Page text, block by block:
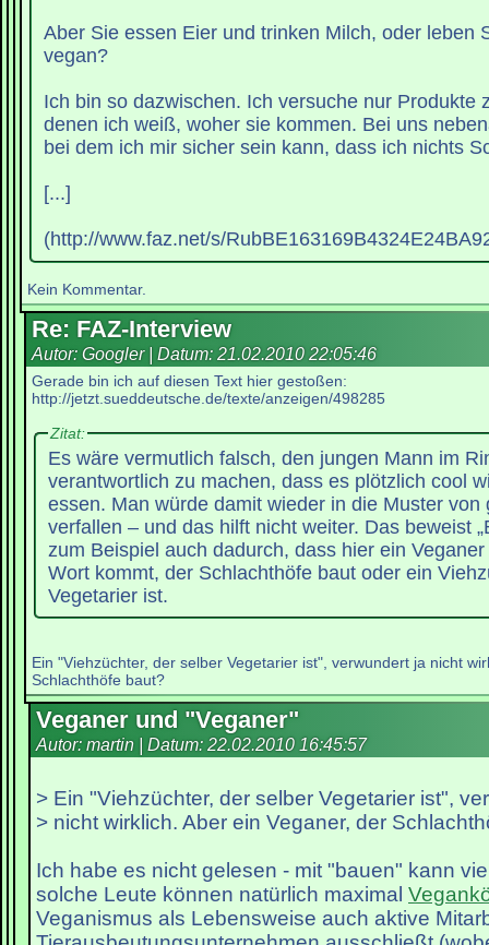
Aber Sie essen Eier und trinken Milch, oder leben
vegan?
Ich bin so dazwischen. Ich versuche nur Produkte
denen ich weiß, woher sie kommen. Bei uns
bei dem ich mir sicher sein kann, dass ich nichts
[...]
(http://www.faz.net/s/
Kein Kommentar.
Re: FAZ-Interview
Autor: Googler | Datum: 21.02.2010 22:05:46
Gerade bin ich auf diesen Text hier gestoßen:
http://jetzt.sueddeutsche.de/texte/anzeigen/498285
Zitat:
Es wäre vermutlich falsch, den jungen Mann im
verantwortlich zu machen, dass es plötzlich cool
essen. Man würde damit wieder in die Muster von
verfallen – und das hilft nicht weiter. Das beweist
zum Beispiel auch dadurch, dass hier ein
Wort kommt, der Schlachthöfe baut oder ein
Vegetarier ist.
Ein "Viehzüchter, der selber Vegetarier ist", verwundert ja nicht
Schlachthöfe baut?
Veganer und "Veganer"
Autor: martin | Datum: 22.02.2010 16:45:57
> Ein "Viehzüchter, der selber Vegetarier ist",
> nicht wirklich. Aber ein Veganer, der
Ich habe es nicht gelesen - mit "bauen" kann
solche Leute können natürlich maximal
Veganismus als Lebensweise auch aktive